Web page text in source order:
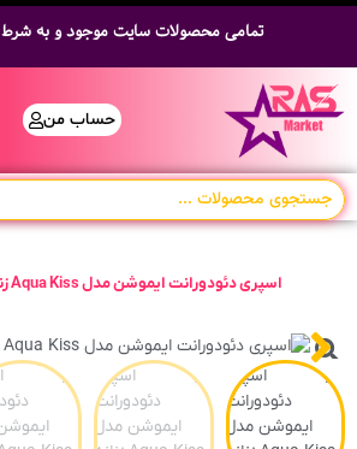
تمامی محصولات سایت موجود و به شرط
حساب من
اسپری دئودورانت ایموشن مدل Aqua Kiss زنانه 150 میلی لیتر